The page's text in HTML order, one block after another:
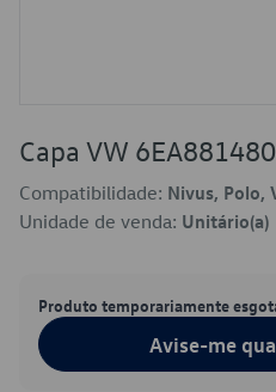
Capa VW
Compatibilidade: Nivus, Polo,
Unidade de venda: Unitário(a)
Produto temporariamente
Avise-me